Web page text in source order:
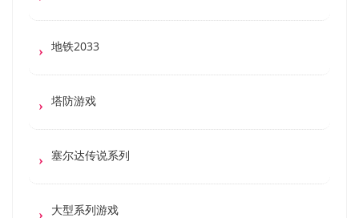
地铁2033
塔防游戏
塞尔达传说系列
大型系列游戏